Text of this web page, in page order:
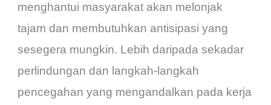
menghantui masyarakat akan melonjak
tajam dan membutuhkan antisipasi yang
sesegera mungkin. Lebih daripada sekadar
perlindungan dan langkah-langkah
pencegahan yang mengandalkan pada kerja